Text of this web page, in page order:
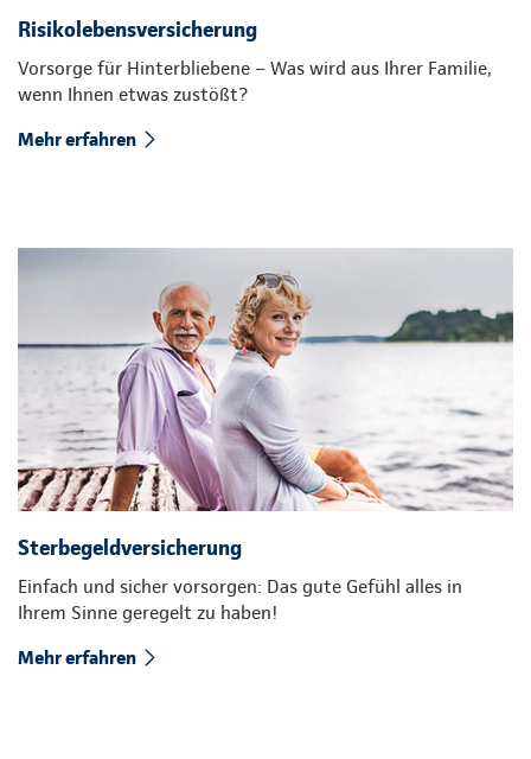
Risikolebensversicherung
Vorsorge für Hinterbliebene – Was wird aus Ihrer Familie,
wenn Ihnen etwas zustößt?
Mehr erfahren
Sterbegeldversicherung
Einfach und sicher vorsorgen: Das gute Gefühl alles in
Ihrem Sinne geregelt zu haben!
Mehr erfahren